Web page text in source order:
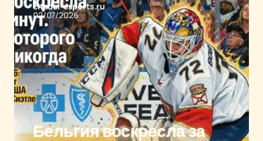
citadel-esports.ru
02/07/2026
Бельгия воскресла за